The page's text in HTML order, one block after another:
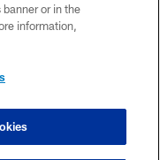
or in the
information,